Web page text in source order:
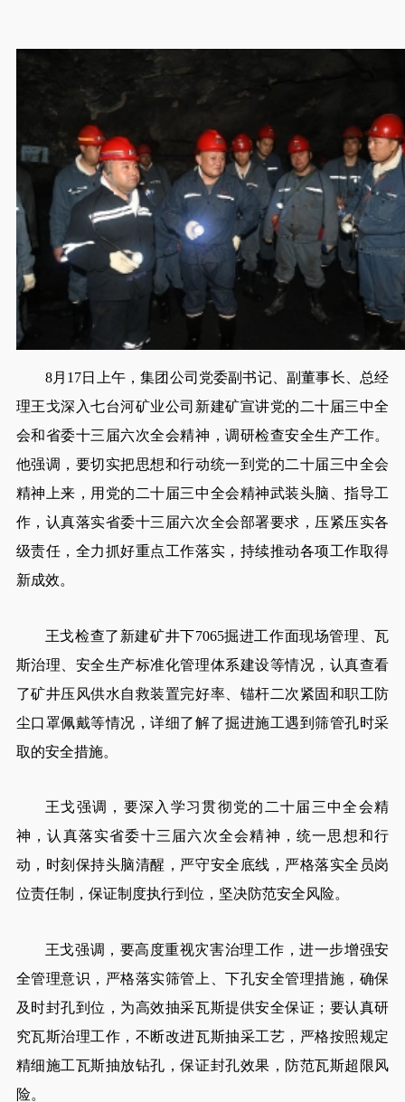
8月17日上午，集团公司党委副书记、副董事长、总经
理王戈深入七台河矿业公司新建矿宣讲党的二十届三中全
会和省委十三届六次全会精神，调研检查安全生产工作。
他强调，要切实把思想和行动统一到党的二十届三中全会
精神上来，用党的二十届三中全会精神武装头脑、指导工
作，认真落实省委十三届六次全会部署要求，压紧压实各
级责任，全力抓好重点工作落实，持续推动各项工作取得
新成效。
王戈检查了新建矿井下7065掘进工作面现场管理、瓦
斯治理、安全生产标准化管理体系建设等情况，认真查看
了矿井压风供水自救装置完好率、锚杆二次紧固和职工防
尘口罩佩戴等情况，详细了解了掘进施工遇到筛管孔时采
取的安全措施。
王戈强调，要深入学习贯彻党的二十届三中全会精
神，认真落实省委十三届六次全会精神，统一思想和行
动，时刻保持头脑清醒，严守安全底线，严格落实全员岗
位责任制，保证制度执行到位，坚决防范安全风险。
王戈强调，要高度重视灾害治理工作，进一步增强安
全管理意识，严格落实筛管上、下孔安全管理措施，确保
及时封孔到位，为高效抽采瓦斯提供安全保证；要认真研
究瓦斯治理工作，不断改进瓦斯抽采工艺，严格按照规定
精细施工瓦斯抽放钻孔，保证封孔效果，防范瓦斯超限风
险。